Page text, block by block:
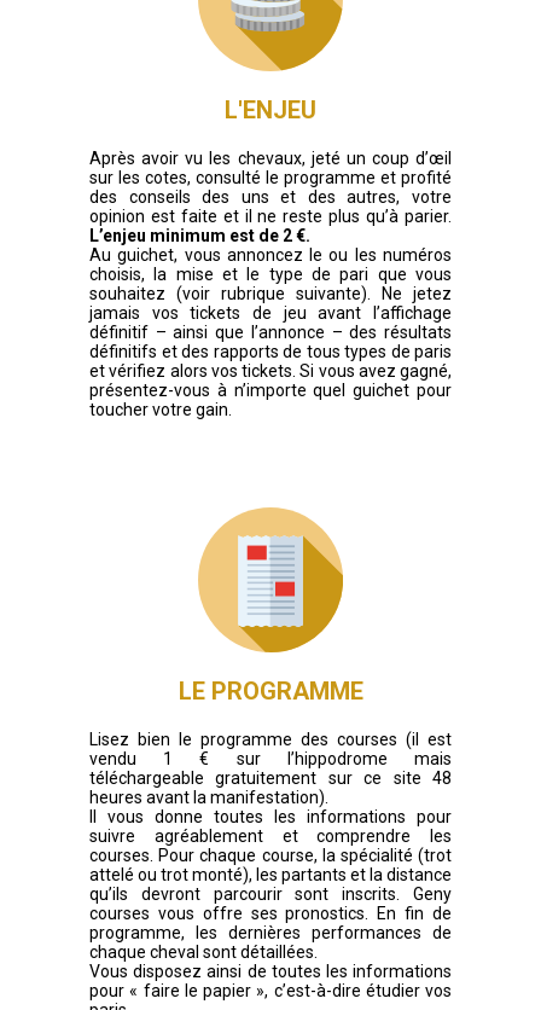
L'ENJEU
Après avoir vu les chevaux, jeté un coup d’œil
sur les cotes, consulté le programme et profité
des conseils des uns et des autres, votre
opinion est faite et il ne reste plus qu’à parier.
L’enjeu minimum est de 2 €.
Au guichet, vous annoncez le ou les numéros
choisis, la mise et le type de pari que vous
souhaitez (voir rubrique suivante). Ne jetez
jamais vos tickets de jeu avant l’affichage
définitif – ainsi que l’annonce – des résultats
définitifs et des rapports de tous types de paris
et vérifiez alors vos tickets. Si vous avez gagné,
présentez-vous à n’importe quel guichet pour
toucher votre gain.
LE PROGRAMME
Lisez bien le programme des courses (il est
vendu 1 € sur l’hippodrome mais
téléchargeable gratuitement sur ce site 48
heures avant la manifestation).
Il vous donne toutes les informations pour
suivre agréablement et comprendre les
courses. Pour chaque course, la spécialité (trot
attelé ou trot monté), les partants et la distance
qu’ils devront parcourir sont inscrits. Geny
courses vous offre ses pronostics. En fin de
programme, les dernières performances de
chaque cheval sont détaillées.
Vous disposez ainsi de toutes les informations
pour « faire le papier », c’est-à-dire étudier vos